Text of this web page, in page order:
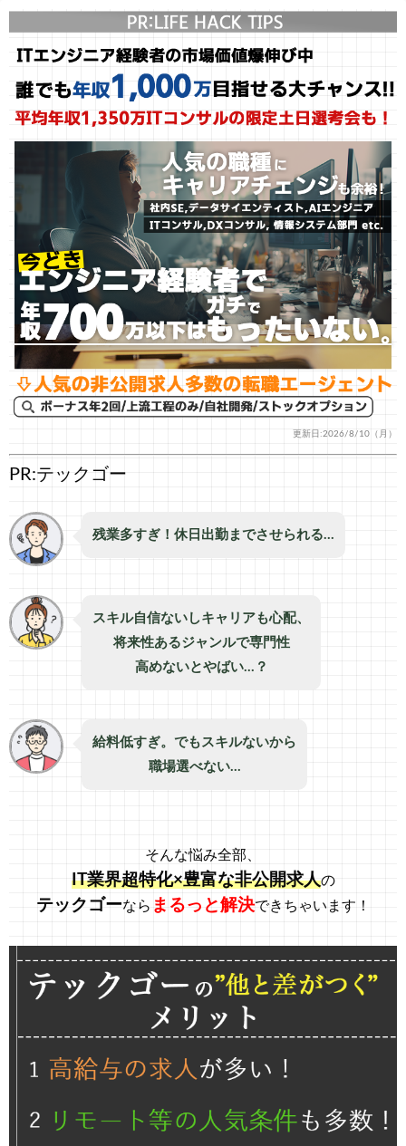
更新日:2026/8/10（月）
PR:テックゴー
残業多すぎ！休日出勤までさせられる…
スキル自信ないしキャリアも心配、
将来性あるジャンルで専門性
高めないとやばい…？
給料低すぎ。でもスキルないから
職場選べない…
そんな悩み全部、
IT業界超特化×豊富な非公開求人の
テックゴーなら まるっと解決できちゃいます！